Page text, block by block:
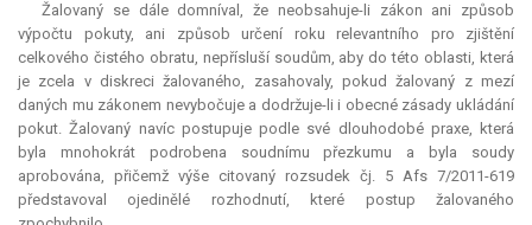
Žalovaný se dále domníval, že neobsahuje-li zákon ani způsob
výpočtu pokuty, ani způsob určení roku relevantního pro zjištění
celkového čistého obratu, nepřísluší soudům, aby do této oblasti, která
je zcela v diskreci žalovaného, zasahovaly, pokud žalovaný z mezí
daných mu zákonem nevybočuje a dodržuje-li i obecné zásady ukládání
pokut. Žalovaný navíc postupuje podle své dlouhodobé praxe, která
byla mnohokrát podrobena soudnímu přezkumu a byla soudy
aprobována, přičemž výše citovaný rozsudek čj. 5 Afs 7/2011-619
představoval ojedinělé rozhodnutí, které postup žalovaného